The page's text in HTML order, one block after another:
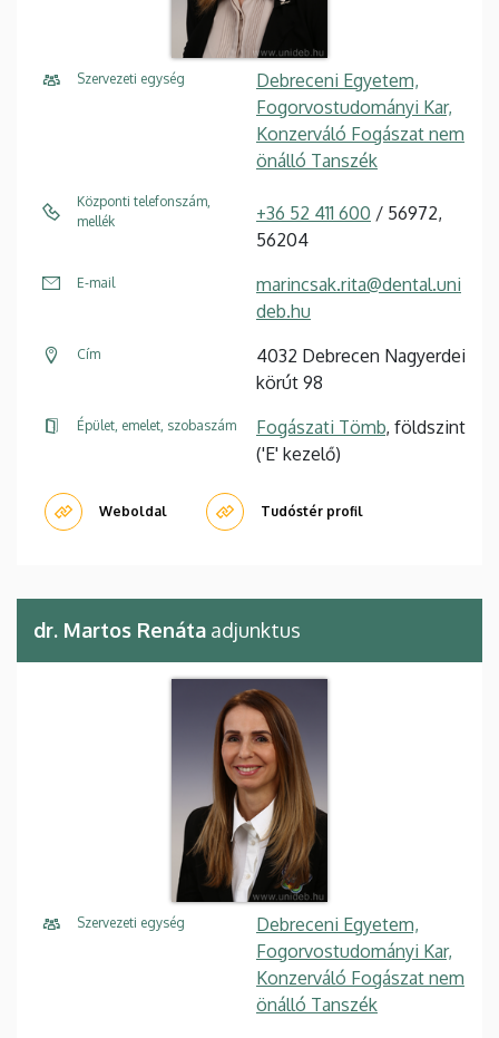
Szervezeti egység
Debreceni Egyetem,
Fogorvostudományi Kar,
Konzerváló Fogászat nem
önálló Tanszék
Központi telefonszám,
mellék
+36 52 411 600 / 56972,
56204
E-mail
marincsak.rita@dental.uni
deb.hu
Cím
4032 Debrecen Nagyerdei
körút 98
Épület, emelet, szobaszám Fogászati Tömb, földszint
('E' kezelő)
Weboldal Tudóstér profil
dr. Martos Renáta adjunktus
Szervezeti egység
Debreceni Egyetem,
Fogorvostudományi Kar,
Konzerváló Fogászat nem
önálló Tanszék